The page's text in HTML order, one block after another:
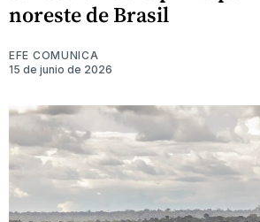
noreste de Brasil
EFE COMUNICA
15 de junio de 2026